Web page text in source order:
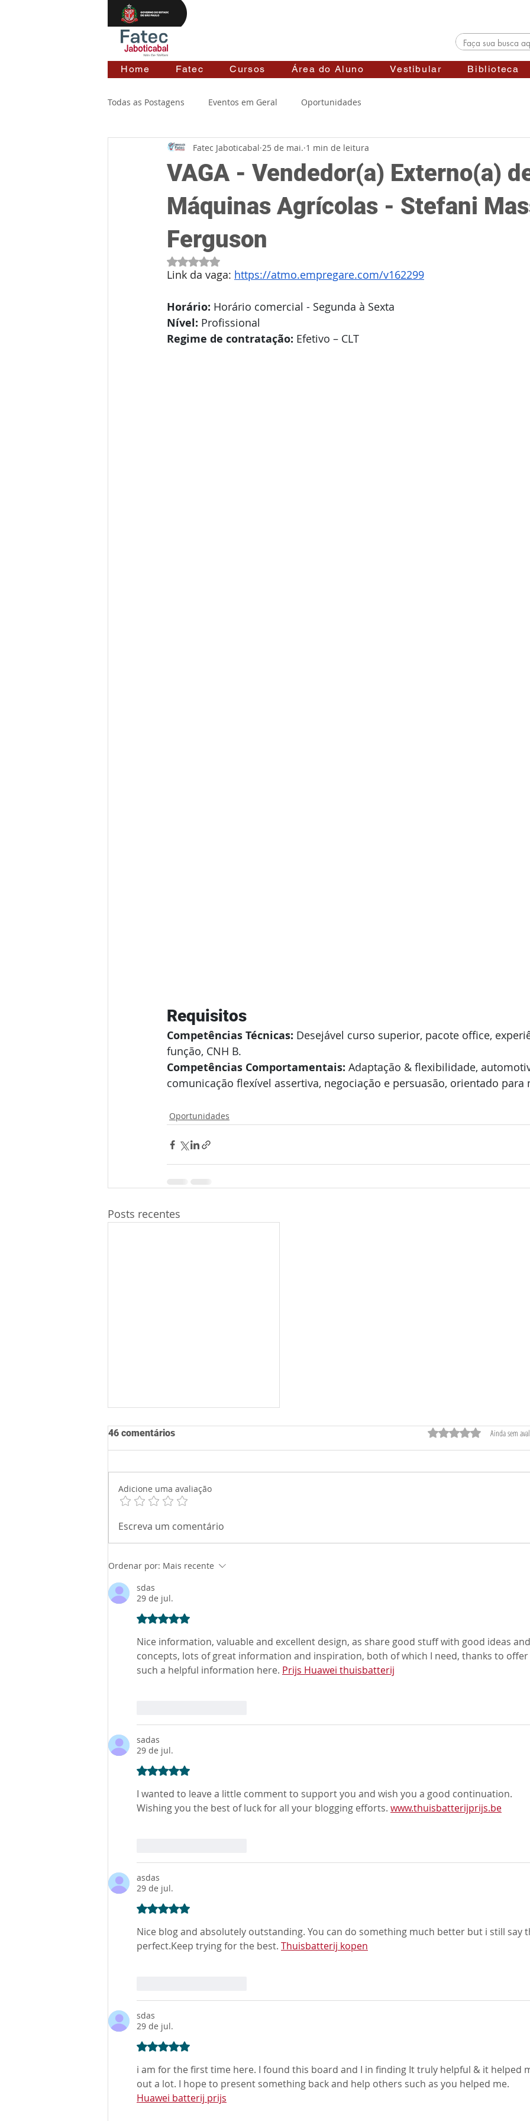
Home Fatec Cursos Área do Aluno Vestibular Biblioteca
Todas as Postagens Eventos em Geral Oportunidades
VAGA - Vendedor(a) Externo(a)
Máquinas Agrícolas - Stefani
Ferguson
Fatec Jaboticabal 25 de mai. 1 min de leitura
Avaliado com NaN de 5 estrelas.
Link da vaga: https://atmo.empregare.com/v162299
Horário: Horário comercial - Segunda à Sexta
Nível: Profissional
Regime de contratação: Efetivo – CLT
Requisitos
Competências Técnicas: Desejável curso superior, pacote office,
função, CNH B.
Competências Comportamentais: Adaptação & flexibilidade,
comunicação flexível assertiva, negociação e persuasão, orientado para
Oportunidades
Posts recentes
Vaga para Social Media
46 comentários Avaliado com 0 de 5
Ainda sem
Adicione uma avaliação
Escreva um comentário
Ordenar por: Mais recente
sdas
29 de jul.
Avaliado com 5 de 5 estrelas.
Nice information, valuable and excellent design, as share good stuff with good ideas and
concepts, lots of great information and inspiration, both of which I need, thanks to offer
such a helpful information here. Prijs Huawei thuisbatterij
sadas
29 de jul.
Avaliado com 5 de 5 estrelas.
I wanted to leave a little comment to support you and wish you a good continuation.
Wishing you the best of luck for all your blogging efforts. www.thuisbatterijprijs.be
asdas
29 de jul.
Avaliado com 5 de 5 estrelas.
Nice blog and absolutely outstanding. You can do something much better but i still say
perfect.Keep trying for the best. Thuisbatterij kopen
sdas
29 de jul.
Avaliado com 5 de 5 estrelas.
i am for the first time here. I found this board and I in finding It truly helpful & it helped
out a lot. I hope to present something back and help others such as you helped me.
Huawei batterij prijs